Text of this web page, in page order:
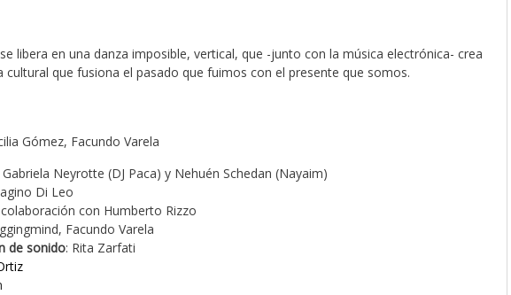
libera en una danza imposible, vertical, que -junto con la música electrónica- crea
cultural que fusiona el pasado que fuimos con el presente que somos.
Gómez, Facundo Varela
Neyrotte (DJ Paca) y Nehuén Schedan (Nayaim)
Di Leo
con Humberto Rizzo
Facundo Varela
de sonido: Rita Zarfati